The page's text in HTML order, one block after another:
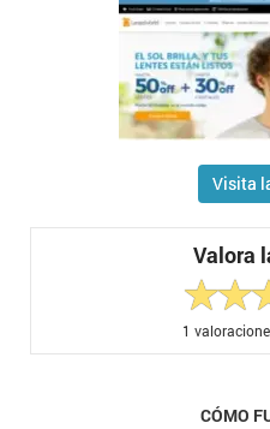
Visita
Valora
1
CÓMO